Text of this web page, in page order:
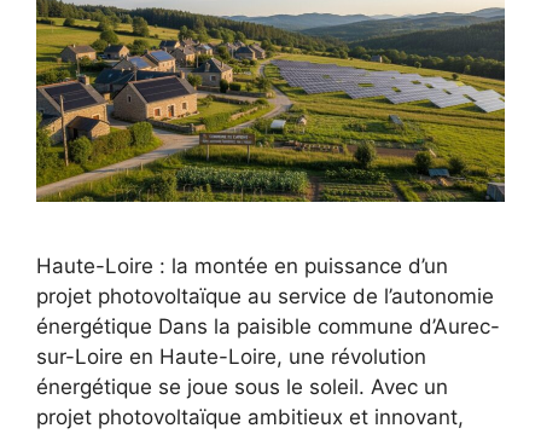
Haute-Loire : la montée en puissance d’un
projet photovoltaïque au service de l’autonomie
énergétique Dans la paisible commune d’Aurec-
sur-Loire en Haute-Loire, une révolution
énergétique se joue sous le soleil. Avec un
projet photovoltaïque ambitieux et innovant,